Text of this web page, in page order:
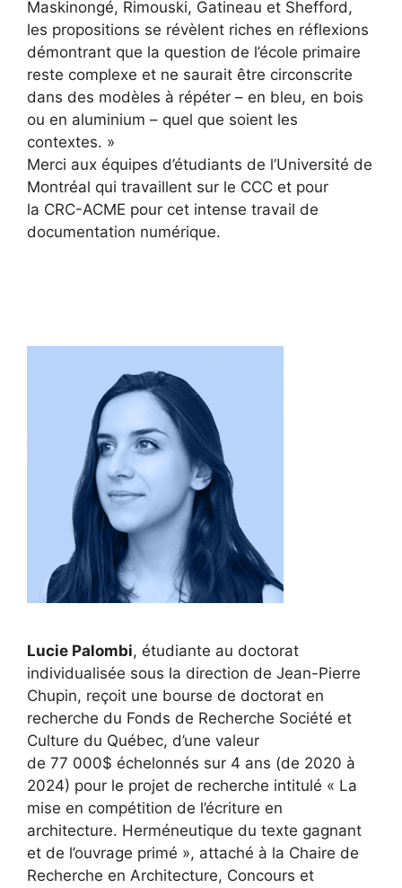
Maskinongé, Rimouski, Gatineau et Shefford,
les propositions se révèlent riches en réflexions
démontrant que la question de l’école primaire
reste complexe et ne saurait être circonscrite
dans des modèles à répéter – en bleu, en bois
ou en aluminium – quel que soient les
contextes. »
Merci aux équipes d’étudiants de l’Université de
Montréal qui travaillent sur le CCC et pour
la CRC-ACME pour cet intense travail de
documentation numérique.
Lucie Palombi, étudiante au doctorat
individualisée sous la direction de Jean-Pierre
Chupin, reçoit une bourse de doctorat en
recherche du Fonds de Recherche Société et
Culture du Québec, d’une valeur
de 77 000$ échelonnés sur 4 ans (de 2020 à
2024) pour le projet de recherche intitulé « La
mise en compétition de l’écriture en
architecture. Herméneutique du texte gagnant
et de l’ouvrage primé », attaché à la Chaire de
Recherche en Architecture, Concours et